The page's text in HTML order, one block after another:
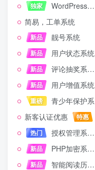
独家
WordPress设备管理器插件 – 专业版
简易，工单系统
新品
靓号系统
新品
用户状态系统
新品
评论抽奖系统 – 完整功能详解
新品
用户增值系统
重磅
青少年保护系统 专为子比主题开发
新客认证优惠 特惠
热门
授权管理系统子比主题专版
新品
PHP加密系统专业版
新品
智能阅读历史系统